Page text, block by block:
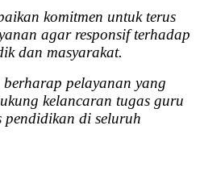
komitmen untuk terus
agar responsif terhadap
dan masyarakat.
pelayanan yang
kelancaran tugas guru
pendidikan di seluruh